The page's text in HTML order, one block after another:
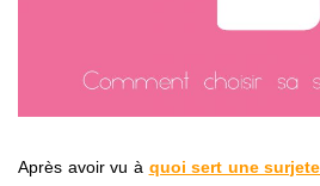
Après avoir vu à quoi sert une